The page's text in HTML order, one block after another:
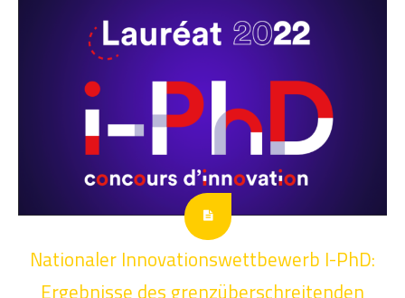
Nationaler Innovationswettbewerb I-PhD:
Ergebnisse des grenzüberschreitenden